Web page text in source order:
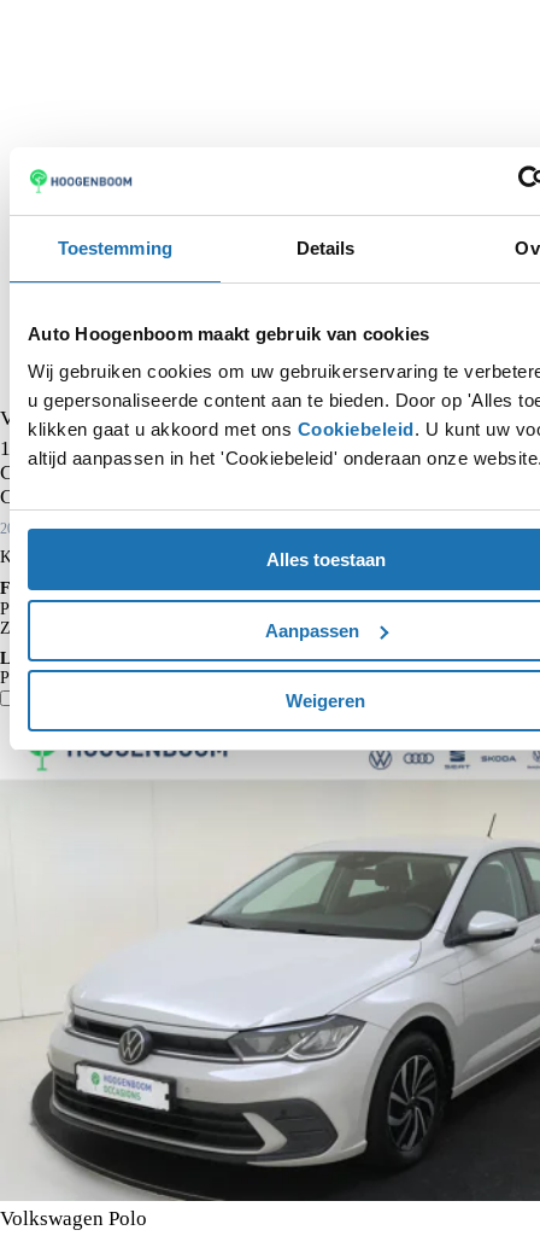
Toestemming Details
Auto Hoogenboom maakt gebruik van cookies
Wij gebruiken cookies om uw gebruikerservaring te
u gepersonaliseerde content aan te bieden. Door op 'Alles
klikken gaat u akkoord met ons Cookiebeleid. U kunt uw
altijd aanpassen in het 'Cookiebeleid' onderaan onze
Alles toestaan
Aanpassen
Weigeren
Volkswagen Polo
1.0 TSI Life | Adaptieve cruise control | Digital cockpit |
Climate control | Lane assist | Parkeersensoren voor en achter |
Carplay | DAB+ radio |
2023 50.048 km Benzine
Kopen
Financieren p/m vanaf
Particulier
€ 187
Zakelijk
Lease p/m vanaf
Particulier*
€ 411
Volkswagen Polo